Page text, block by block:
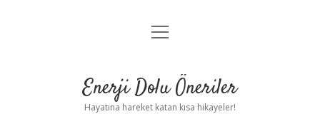
Anasayfa
Yasal Uyarı
menüyü
Enerji Dolu Öneriler
Hayatına hareket katan kısa hikayeler!